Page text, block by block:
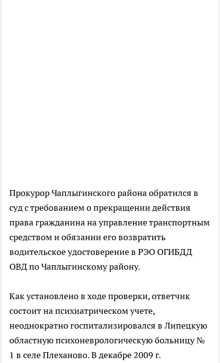
Прокурор Чаплыгинского района обратился в
суд с требованием о прекращении действия
права гражданина на управление транспортным
средством и обязании его возвратить
водительское удостоверение в РЭО ОГИБДД
ОВД по Чаплыгинскому району.
Как установлено в ходе проверки, ответчик
состоит на психиатрическом учете,
неоднократно госпитализировался в Липецкую
областную психоневрологическую больницу №
1 в селе Плеханово. В декабре 2009 г.